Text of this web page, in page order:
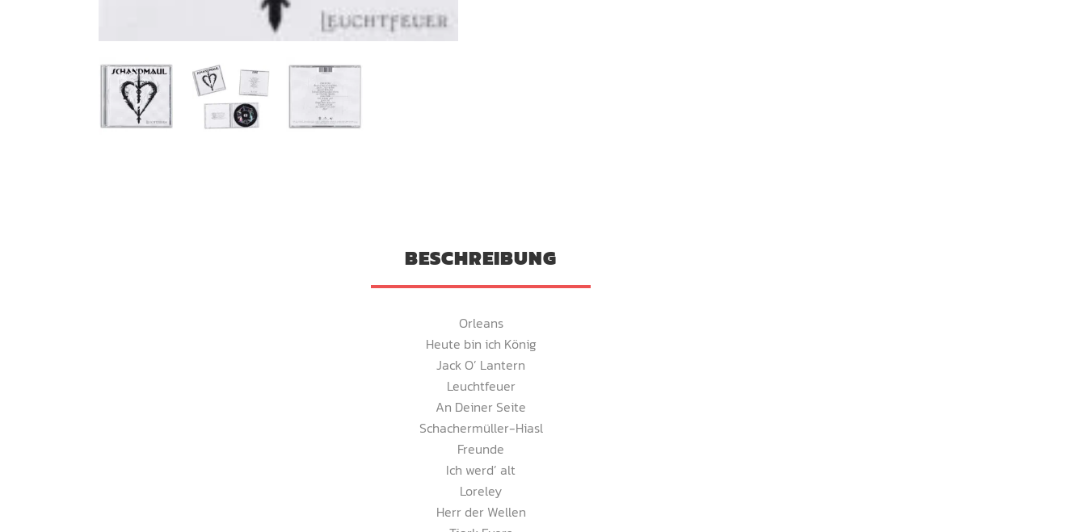
BESCHREIBUNG
Orleans
Heute bin ich König
Jack O’ Lantern
Leuchtfeuer
An Deiner Seite
Schachermüller-Hiasl
Freunde
Ich werd’ alt
Loreley
Herr der Wellen